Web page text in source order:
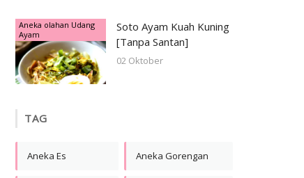
Aneka olahan Udang
Ayam
Soto Ayam Kuah Kuning
[Tanpa Santan]
02 Oktober
TAG
Aneka Es Aneka Gorengan